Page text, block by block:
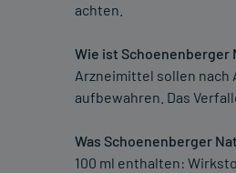
achten.
Wie ist
Arzneimittel sollen nach
aufbewahren. Das
Was Schoenenberger
100 ml enthalten: